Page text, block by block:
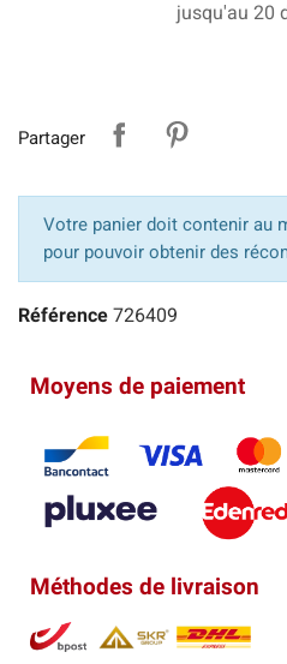
jusqu'au 20
Partager
Votre panier doit contenir au
pour pouvoir obtenir des
Référence 726409
Moyens de paiement
Méthodes de livraison